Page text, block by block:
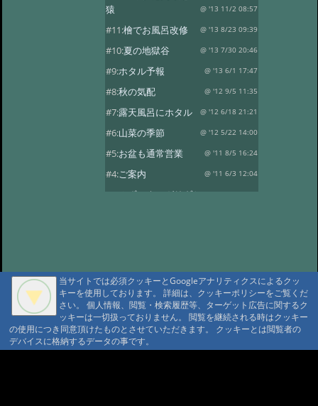
猿
@ '13 11/2 08:57
#11:檜でお風呂改修 @ '13 8/23 09:39
#10:夏の地獄谷 @ '13 7/30 20:46
#9:ホタル予報 @ '13 6/1 17:47
#8:秋の気配 @ '12 9/5 11:35
#7:露天風呂にホタル @ '12 6/18 21:21
#6:山菜の季節 @ '12 5/22 14:00
#5:お盆も通常営業 @ '11 8/5 16:24
#4:ご案内 @ '11 6/3 12:04
#3:みず ネマガリダケ
当サイトでは必須クッキーとGoogleアナリティクスによるクッ
キーを使用しております。 詳細は、クッキーポリシーをご覧くだ
さい。 個人情報、閲覧・検索履歴等、ターゲット広告に関するク
ッキーは一切扱っておりません。 閲覧を継続される時はクッキー
の使用につき同意頂けたものとさせていただきます。 クッキーとは閲覧者の
デバイスに格納するデータの事です。